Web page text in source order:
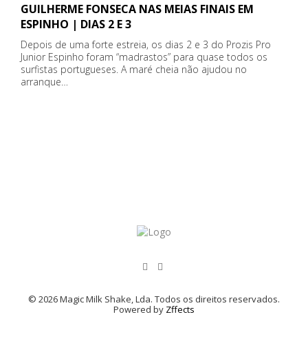
GUILHERME FONSECA NAS MEIAS FINAIS EM
ESPINHO | DIAS 2 E 3
Depois de uma forte estreia, os dias 2 e 3 do Prozis Pro
Junior Espinho foram “madrastos” para quase todos os
surfistas portugueses. A maré cheia não ajudou no
arranque…
© 2026 Magic Milk Shake, Lda. Todos os direitos reservados.
Powered by Zffects